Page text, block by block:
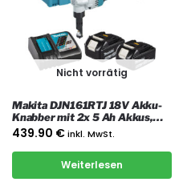
Nicht vorrätig
Makita DJN161RTJ 18V Akku-
Knabber mit 2x 5 Ah Akkus,
Ladegerät und Koffer
439.90 €inkl. MwSt.
Weiterlesen